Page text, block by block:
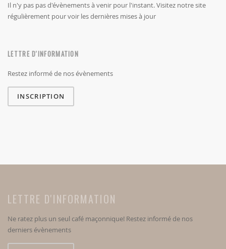
Il n'y pas pas d'évènements à venir pour l'instant. Visitez notre site
régulièrement pour voir les dernières mises à jour
LETTRE D'INFORMATION
Restez informé de nos évènements
INSCRIPTION
LETTRE D'INFORMATION
Ne ratez plus un seul café maçonnique! Restez informé de nos
derniers évènements